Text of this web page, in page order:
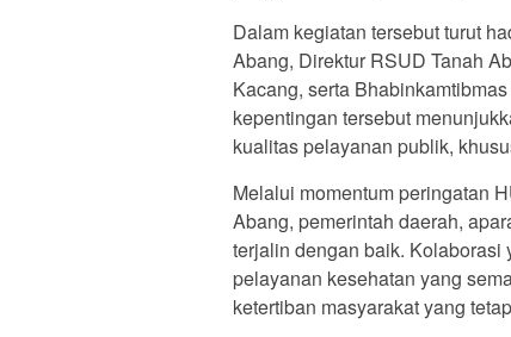
Dalam kegiatan tersebut turut
Abang, Direktur RSUD Tanah
Kacang, serta
kepentingan tersebut
kualitas pelayanan publik,
Melalui momentum peringatan
Abang, pemerintah daerah,
terjalin dengan baik.
pelayanan kesehatan yang
ketertiban masyarakat yang